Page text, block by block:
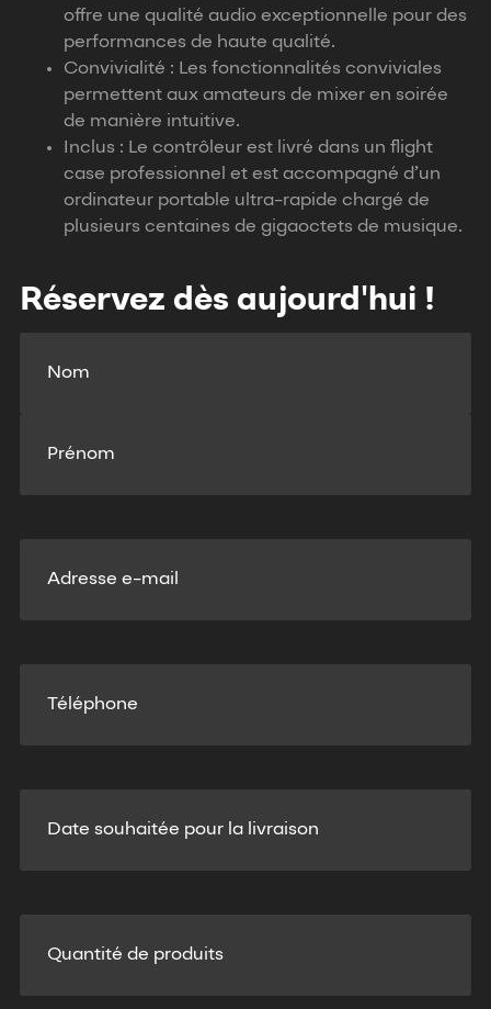
offre une qualité audio exceptionnelle pour des
performances de haute qualité.
Convivialité : Les fonctionnalités conviviales
permettent aux amateurs de mixer en soirée
de manière intuitive.
Inclus : Le contrôleur est livré dans un flight
case professionnel et est accompagné d’un
ordinateur portable ultra-rapide chargé de
plusieurs centaines de gigaoctets de musique.
Réservez dès aujourd'hui !